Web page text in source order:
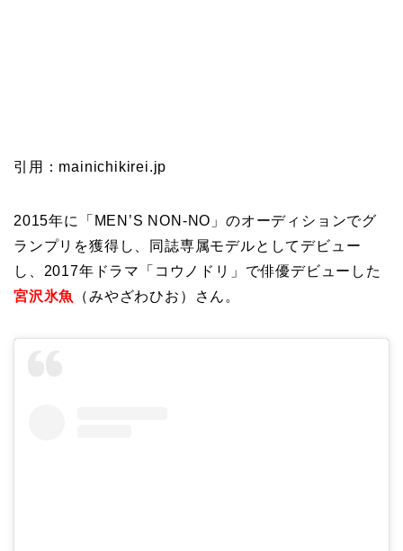
引用：mainichikirei.jp
2015年に「MEN’S NON-NO」のオーディションでグ
ランプリを獲得し、同誌専属モデルとしてデビュー
し、2017年ドラマ「コウノドリ」で俳優デビューした
宮沢氷魚
（みやざわひお）さん。